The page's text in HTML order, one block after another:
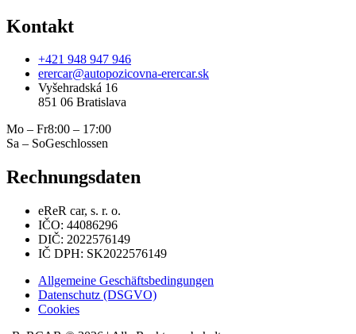
Kontakt
+421 948 947 946
erercar@autopozicovna-erercar.sk
Vyšehradská 16
851 06 Bratislava
Mo – Fr8:00 – 17:00
Sa – SoGeschlossen
Rechnungsdaten
eReR car, s. r. o.
IČO: 44086296
DIČ: 2022576149
IČ DPH: SK2022576149
Allgemeine Geschäftsbedingungen
Datenschutz (DSGVO)
Cookies